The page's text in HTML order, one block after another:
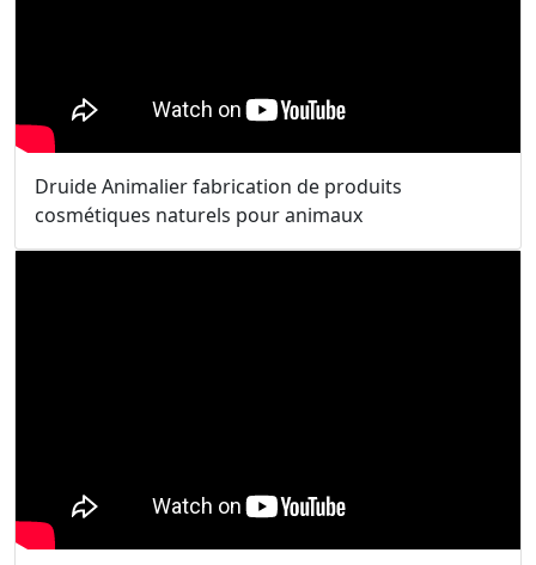
Druide Animalier fabrication de produits
cosmétiques naturels pour animaux